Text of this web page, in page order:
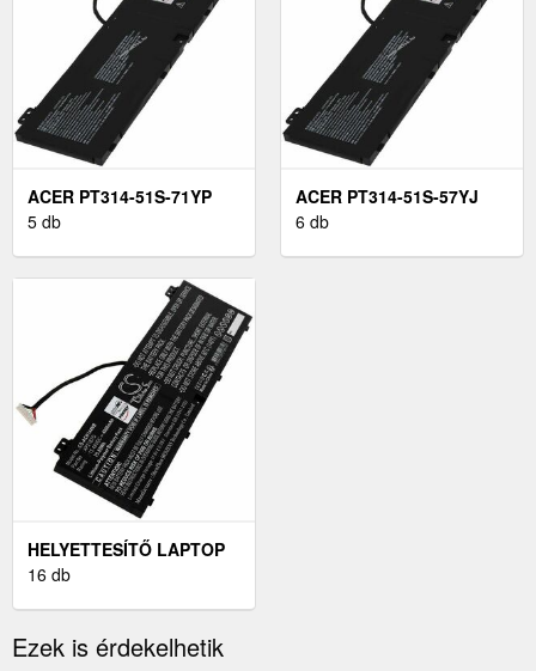
ACER PT314-51S-71YP
LAPTOP AKKU
5 db
ACER PT314-51S-57YJ
LAPTOP AKKU
6 db
HELYETTESÍTŐ LAPTOP
AKKU ACER PREDATOR
16 db
Ezek is érdekelhetik